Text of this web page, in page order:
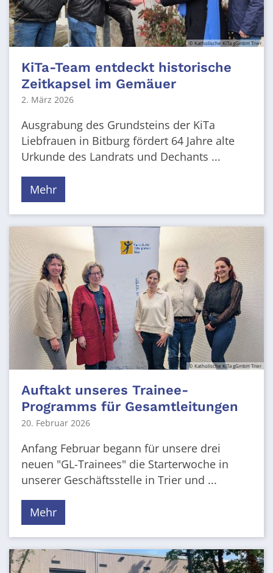
© Katholische KiTa gGmbH Trier
KiTa-Team entdeckt historische
Zeitkapsel im Gemäuer
2. März 2026
Ausgrabung des Grundsteins der KiTa
Liebfrauen in Bitburg fördert 64 Jahre alte
Urkunde des Landrats und Dechants ...
Mehr
© Katholische KiTa gGmbH Trier
Auftakt unseres Trainee-
Programms für Gesamtleitungen
20. Februar 2026
Anfang Februar begann für unsere drei
neuen "GL-Trainees" die Starterwoche in
unserer Geschäftsstelle in Trier und ...
Mehr